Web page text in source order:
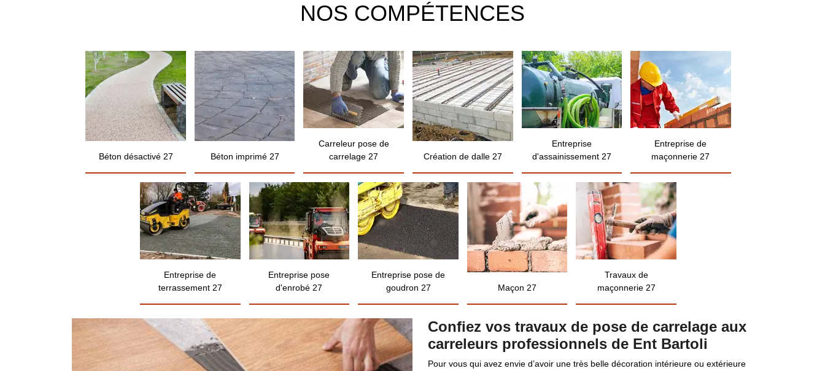
NOS COMPÉTENCES
Béton désactivé 27 Béton imprimé 27
Carreleur pose de
carrelage 27
Création de dalle 27
Entreprise
d'assainissement 27
Entreprise de
maçonnerie 27
Entreprise de
terrassement 27
Entreprise pose
d'enrobé 27
Entreprise pose de
goudron 27
Maçon 27
Travaux de
maçonnerie 27
Confiez vos travaux de pose de carrelage aux
carreleurs professionnels de Ent Bartoli
Pour vous qui avez envie d’avoir une très belle décoration intérieure ou extérieure